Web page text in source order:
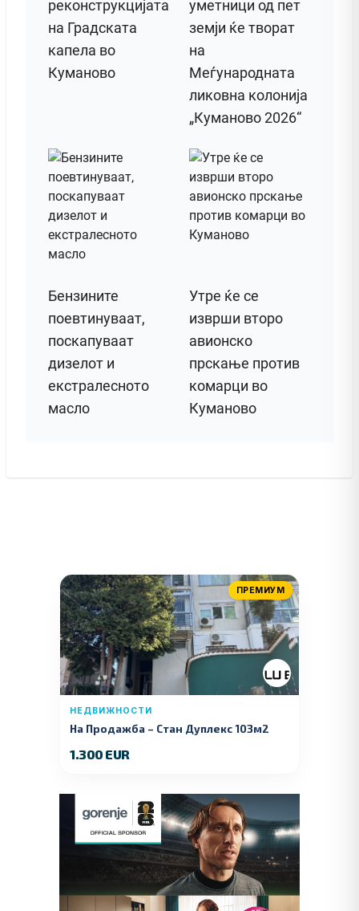
реконструкцијата
на Градската
капела во
Куманово
уметници од пет
земји ќе творат
на
Меѓународната
ликовна колонија
„Куманово 2026“
Бензините
поевтинуваат,
поскапуваат
дизелот и
екстралесното
масло
Утре ќе се
изврши второ
авионско
прскање против
комарци во
Куманово
ПРЕМИУМ
НЕДВИЖНОСТИ
На Продажба – Стан Дуплекс 103м2
1.300 EUR